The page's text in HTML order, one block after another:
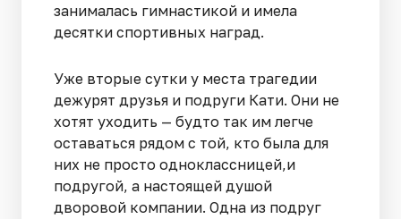
занималась гимнастикой и имела
десятки спортивных наград.
Уже вторые сутки у места трагедии
дежурят друзья и подруги Кати. Они не
хотят уходить — будто так им легче
оставаться рядом с той, кто была для
них не просто одноклассницей,и
подругой, а настоящей душой
дворовой компании. Одна из подруг